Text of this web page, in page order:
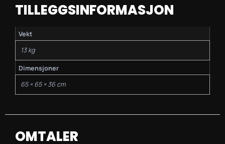
TILLEGGSINFORMASJON
Vekt
13 kg
Dimensjoner
65 × 65 × 36 cm
OMTALER